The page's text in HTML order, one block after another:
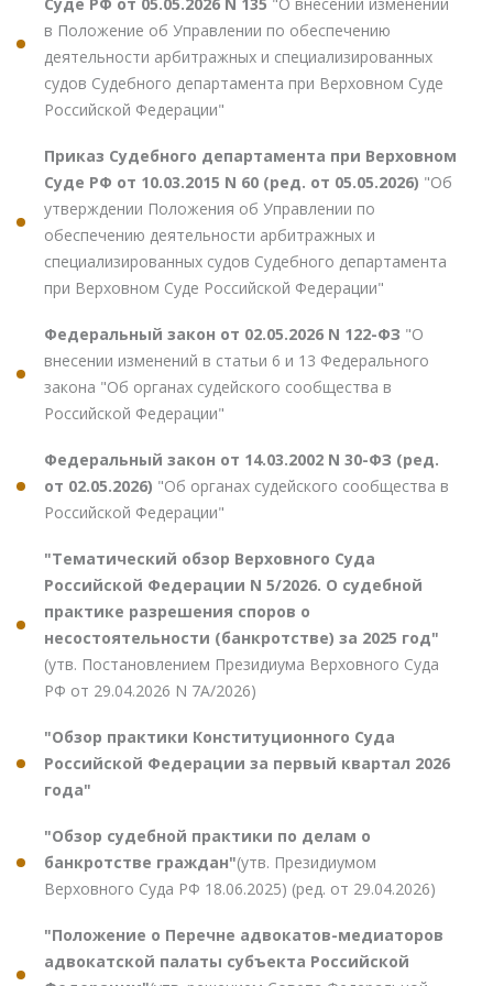
в Положение об Управлении по обеспечению
деятельности арбитражных и специализированных
судов Судебного департамента при Верховном Суде
Российской Федерации"
Приказ Судебного департамента при Верховном
Суде РФ от 10.03.2015 N 60 (ред. от 05.05.2026) "Об
утверждении Положения об Управлении по
обеспечению деятельности арбитражных и
специализированных судов Судебного департамента
при Верховном Суде Российской Федерации"
Федеральный закон от 02.05.2026 N 122-ФЗ "О
внесении изменений в статьи 6 и 13 Федерального
закона "Об органах судейского сообщества в
Российской Федерации"
Федеральный закон от 14.03.2002 N 30-ФЗ (ред.
от 02.05.2026) "Об органах судейского сообщества в
Российской Федерации"
"Тематический обзор Верховного Суда
Российской Федерации N 5/2026. О судебной
практике разрешения споров о
несостоятельности (банкротстве) за 2025 год"
(утв. Постановлением Президиума Верховного Суда
РФ от 29.04.2026 N 7А/2026)
"Обзор практики Конституционного Суда
Российской Федерации за первый квартал 2026
года"
"Обзор судебной практики по делам о
банкротстве граждан"(утв. Президиумом
Верховного Суда РФ 18.06.2025) (ред. от 29.04.2026)
"Положение о Перечне адвокатов-медиаторов
адвокатской палаты субъекта Российской